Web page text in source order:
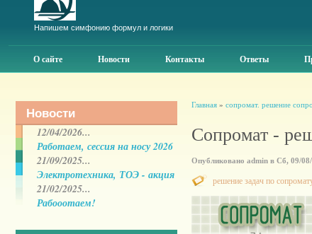
Напишем симфонию формул и логики
О сайте Новости Контакты Ответы
Новости
12/04/2026...
Работаем, сессия на носу 2026
21/09/2025...
Электротехника, ТОЭ - акция
21/02/2025...
Рабооотаем!
Главная» сопромат. решение
Сопромат -
Опубликовано admin в Сб, 09/
решение задач по